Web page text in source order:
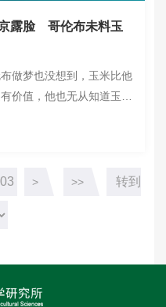
露脸 哥伦布未料玉
做梦也没想到，玉米比他
价值，他也无从知道玉米
知道被他认为是不开化
其它...
> >> 转到